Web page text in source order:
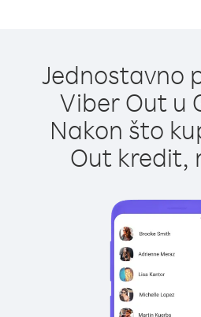
Jednostavno
Viber Out u
Nakon što
Out kredit,